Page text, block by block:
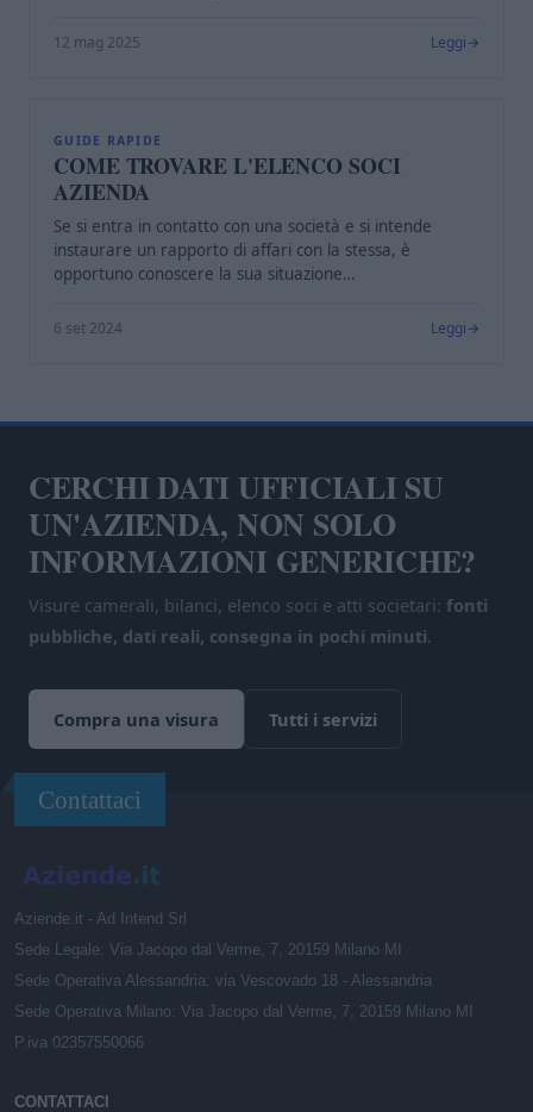
12 mag 2025 Leggi
GUIDE RAPIDE
COME TROVARE L'ELENCO SOCI
AZIENDA
Se si entra in contatto con una società e si intende
instaurare un rapporto di affari con la stessa, è
opportuno conoscere la sua situazione…
6 set 2024 Leggi
CERCHI DATI UFFICIALI SU
UN'AZIENDA, NON SOLO
INFORMAZIONI GENERICHE?
Visure camerali, bilanci, elenco soci e atti societari: fonti
pubbliche, dati reali, consegna in pochi minuti.
Compra una visura Tutti i servizi
Contattaci
Aziende.it - Ad Intend Srl
Sede Legale: Via Jacopo dal Verme, 7, 20159 Milano MI
Sede Operativa Alessandria: via Vescovado 18 - Alessandria
Sede Operativa Milano: Via Jacopo dal Verme, 7, 20159 Milano MI
P.iva 02357550066
CONTATTACI